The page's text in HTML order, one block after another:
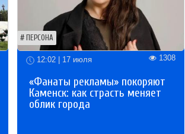
ПЕРСОНА
12:02 | 17 июля 1308
«Фанаты рекламы» покоряют
Каменск: как страсть меняет
облик города